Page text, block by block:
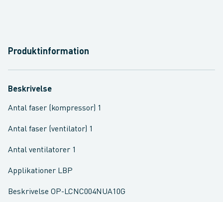
Produktinformation
Beskrivelse
Antal faser (kompressor) 1
Antal faser (ventilator) 1
Antal ventilatorer 1
Applikationer LBP
Beskrivelse OP-LCNC004NUA10G